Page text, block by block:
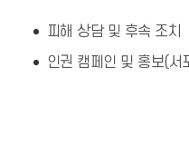
피해 상담 및 후속 조치
인권 캠페인 및 홍보(서